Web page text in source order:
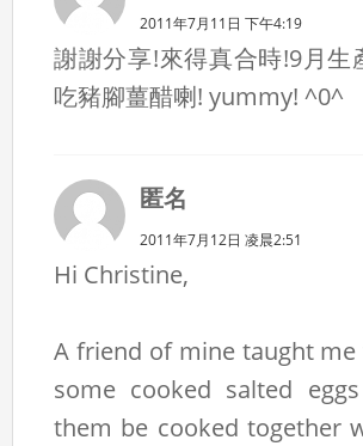
2011年7月11日 下午4:19
謝謝分享!來得真合時!9月生
吃豬腳薑醋喇! yummy! ^0^
匿名
2011年7月12日 凌晨2:51
Hi Christine,
A friend of mine taught
some cooked salted
them be cooked together